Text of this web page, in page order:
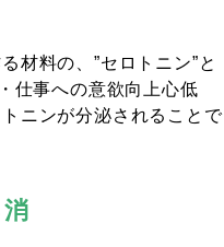
材料の、”セロトニン”と
仕事への意欲向上心低
ニンが分泌されることで